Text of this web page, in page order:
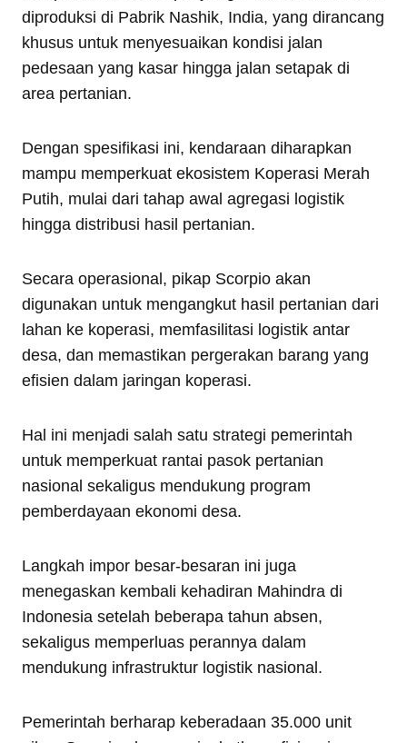
diproduksi di Pabrik Nashik, India, yang dirancang
khusus untuk menyesuaikan kondisi jalan
pedesaan yang kasar hingga jalan setapak di
area pertanian.
Dengan spesifikasi ini, kendaraan diharapkan
mampu memperkuat ekosistem Koperasi Merah
Putih, mulai dari tahap awal agregasi logistik
hingga distribusi hasil pertanian.
Secara operasional, pikap Scorpio akan
digunakan untuk mengangkut hasil pertanian dari
lahan ke koperasi, memfasilitasi logistik antar
desa, dan memastikan pergerakan barang yang
efisien dalam jaringan koperasi.
Hal ini menjadi salah satu strategi pemerintah
untuk memperkuat rantai pasok pertanian
nasional sekaligus mendukung program
pemberdayaan ekonomi desa.
Langkah impor besar-besaran ini juga
menegaskan kembali kehadiran Mahindra di
Indonesia setelah beberapa tahun absen,
sekaligus memperluas perannya dalam
mendukung infrastruktur logistik nasional.
Pemerintah berharap keberadaan 35.000 unit